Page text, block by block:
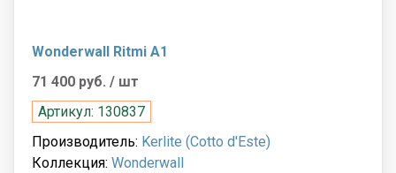
Wonderwall Ritmi A1
71 400 руб. / шт
Артикул: 130837
Производитель: Kerlite (Cotto d'Este)
Коллекция: Wonderwall